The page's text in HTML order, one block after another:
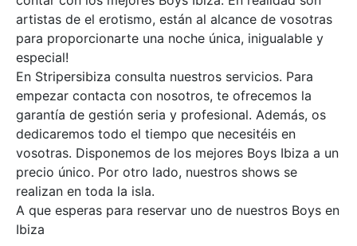
artistas de el erotismo, están al alcance de vosotras
para proporcionarte una noche única, inigualable y
especial!
En Stripersibiza consulta nuestros servicios. Para
empezar contacta con nosotros, te ofrecemos la
garantía de gestión seria y profesional. Además, os
dedicaremos todo el tiempo que necesitéis en
vosotras. Disponemos de los mejores Boys Ibiza a un
precio único. Por otro lado, nuestros shows se
realizan en toda la isla.
A que esperas para reservar uno de nuestros Boys en
Ibiza